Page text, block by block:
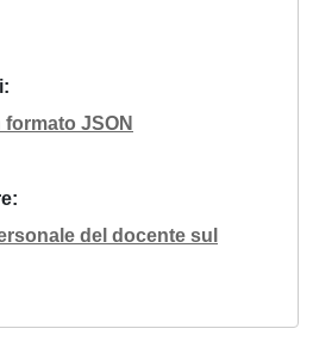
JSON
del docente sul